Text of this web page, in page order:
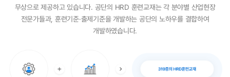
HRD확산/인프라 지원
직업능력의 달
전문가 인력풀
무상으로 제공하고 있습니다. 공단의 HRD 훈련교재는 각 분야별 산업현장
전문가들과, 훈련기준·출제기준을 개발하는 공단의 노하우를 결합하여
개발하였습니다.